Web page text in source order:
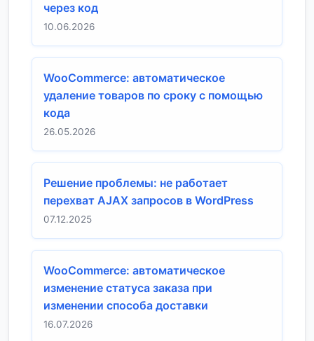
через код
10.06.2026
WooCommerce: автоматическое
удаление товаров по сроку с помощью
кода
26.05.2026
Решение проблемы: не работает
перехват AJAX запросов в WordPress
07.12.2025
WooCommerce: автоматическое
изменение статуса заказа при
изменении способа доставки
16.07.2026